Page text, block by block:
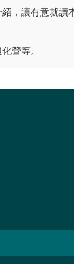
，讓有意就讀
營等。